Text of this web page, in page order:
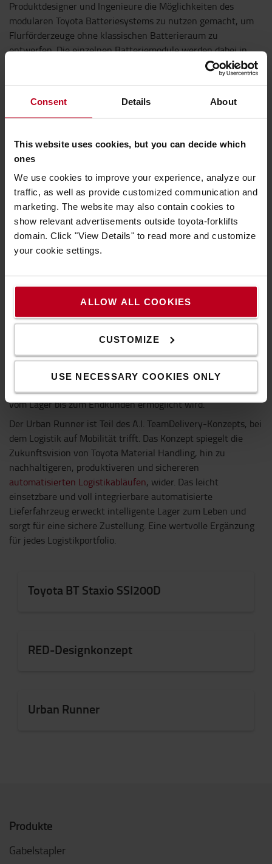
Consent Details About
This website uses cookies, but you can decide which
ones
We use cookies to improve your experience, analyze our
traffic, as well as provide customized communication and
marketing. The website may also contain cookies to
show relevant advertisements outside toyota-forklifts
domain. Click "View Details" to read more and customize
your cookie settings.
ALLOW ALL COOKIES
CUSTOMIZE
USE NECESSARY COOKIES ONLY
Produktdesigner und Ingenieure die Möglichkeiten des
modularen Toyota Batteriesystems zu nutzen gemacht, um
Flurförderzeuge ohne klassischen Batterieraum zu
entwerfen. Die einzelnen Batteriemodule werden dabei in
das Gerät integriert und ermöglichen so ganz neue
Mit der Entwicklung des Elektro-Niederhubwagen BT Levio
ausgezeichnet. Die neue S-Serie der Lagertechnikgeräte
führt diesen Weg konsequent fort, während Toyotas Designer
und Ingenieure bereits an weiteren Geräten, die die neuen
Möglichkeiten des modularen Batteriesystems beim
Gerätedesign nutzen, arbeiten.
Zukunftsvision für die Logistik
Die mit dem iF Design Award ausgezeichnete Konzeptstudie
Urban Runner ist mit seinem kompakten und vereinfachten
Kameratechnologien, Edge Computing und KI ermöglichen es
eigenständige Entscheidungsfindung und
Handlungsprioritäten beizubringen. Das Gerät kann somit
Situationen einschätzen und entsprechend in Echtzeit
reagieren, so dass ein reibungsloser Distributionsprozess
vom Lager bis zum Endkunden ermöglicht wird.
Der Urban Runner ist Teil des A.I. TeamDelivery-Konzepts, bei
dem Logistik auf Mobilität trifft. Das Konzept spiegelt die
Zukunftsvision von Toyota Material Handling, hin zu
nachhaltigeren, produktiveren und sichereren
automatisierten Logistikabläufen, wider. Das leicht
einsetzbare und voll integrierbare automatisierte
Lieferfahrzeug erweckt intelligente Lager zum Leben und
sorgt für eine sichere Zustellung. Eine wertvolle Ergänzung
für jedes Logistikportfolio.
Toyota BT Staxio SSI200D
RED-Designkonzept
Urban Runner
Produkte
Gabelstapler